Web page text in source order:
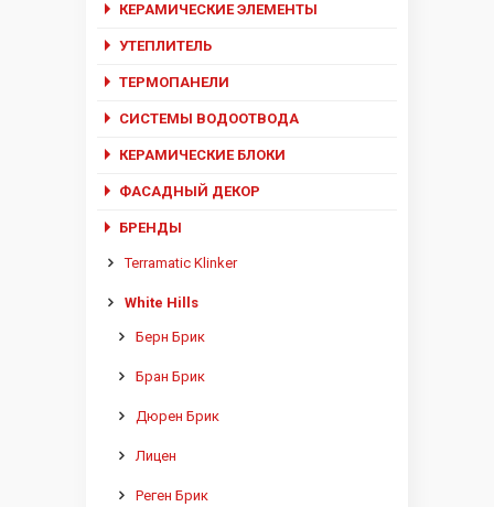
КЕРАМИЧЕСКИЕ ЭЛЕМЕНТЫ
УТЕПЛИТЕЛЬ
ТЕРМОПАНЕЛИ
СИСТЕМЫ ВОДООТВОДА
КЕРАМИЧЕСКИЕ БЛОКИ
ФАСАДНЫЙ ДЕКОР
БРЕНДЫ
Terramatic Klinker
White Hills
Берн Брик
Бран Брик
Дюрен Брик
Лицен
Реген Брик